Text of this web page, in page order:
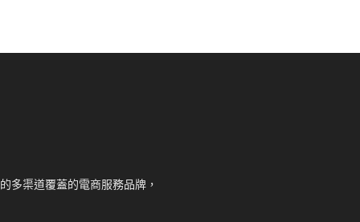
多渠道覆蓋的電商服務品牌，